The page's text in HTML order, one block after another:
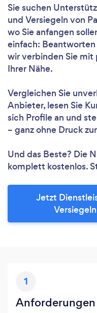
Sie suchen
und Versiegeln von
wo Sie anfangen
einfach: Beantworten
wir verbinden Sie mit
Ihrer Nähe.
Vergleichen Sie
Anbieter, lesen Sie
sich Profile an und
– ganz ohne Druck
Und das Beste? Die
komplett kostenlos.
Jetzt
1